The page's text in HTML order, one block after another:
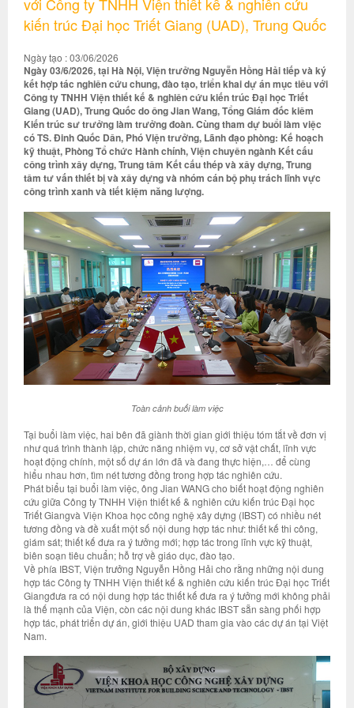
kiến trúc Đại học Triết Giang (UAD), Trung Quốc
Ngày tạo : 03/06/2026
Ngày 03/6/2026, tại Hà Nội, Viện trưởng Nguyễn Hồng Hải tiếp và ký
kết hợp tác nghiên cứu chung, đào tạo, triển khai dự án mục tiêu với
Công ty TNHH Viện thiết kế & nghiên cứu kiến trúc Đại học Triết
Giang (UAD), Trung Quốc do ông Jian Wang, Tổng Giám đốc kiêm
Kiến trúc sư trưởng làm trưởng đoàn. Cùng tham dự buổi làm việc
có TS. Đinh Quốc Dân, Phó Viện trưởng, Lãnh đạo phòng: Kế hoạch
kỹ thuật, Phòng Tổ chức Hành chính, Viện chuyên ngành Kết cấu
công trình xây dựng, Trung tâm Kết cấu thép và xây dựng, Trung
tâm tư vấn thiết bị và xây dựng và nhóm cán bộ phụ trách lĩnh vực
công trình xanh và tiết kiệm năng lượng.
Toàn cảnh buổi làm việc
Tại buổi làm việc, hai bên đã giành thời gian giới thiệu tóm tắt về đơn vị
như quá trình thành lập, chức năng nhiệm vụ, cơ sở vật chất, lĩnh vực
hoạt động chính, một số dự án lớn đã và đang thực hiện,… để cùng
hiểu nhau hơn, tìm nét tương đồng trong hợp tác nghiên cứu.
Phát biểu tại buổi làm việc, ông Jian WANG cho biết hoạt động nghiên
cứu giữa Công ty TNHH Viện thiết kế & nghiên cứu kiến trúc Đại học
Triết Giangvà Viện Khoa học công nghệ xây dựng (IBST) có nhiều nét
tương đồng và đề xuất một số nội dung hợp tác như: thiết kế thi công,
giám sát; thiết kế đưa ra ý tưởng mới; hợp tác trong lĩnh vực kỹ thuật,
biên soạn tiêu chuẩn; hỗ trợ về giáo dục, đào tạo.
Về phía IBST, Viện trưởng Nguyễn Hồng Hải cho rằng những nội dung
hợp tác Công ty TNHH Viện thiết kế & nghiên cứu kiến trúc Đại học Triết
Giangđưa ra có nội dung hợp tác thiết kế đưa ra ý tưởng mới không phải
là thế mạnh của Viện, còn các nội dung khác IBST sẵn sàng phối hợp
hợp tác, phát triển dự án, giới thiệu UAD tham gia vào các dự án tại Việt
Nam.